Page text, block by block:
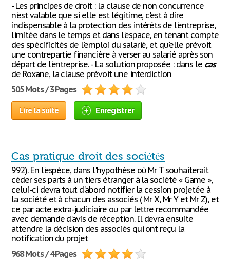
- Les principes de droit : la clause de non concurrence
n'est valable que si elle est légitime, c'est à dire
indispensable à la protection des intérêts de l'entreprise,
limitée dans le temps et dans l'espace, en tenant compte
des spécificités de l'emploi du salarié, et qu'elle prévoit
une contrepartie financière à verser au salarié après son
départ de l'entreprise. - La solution proposée : dans le cas
de Roxane, la clause prévoit une interdiction
505 Mots / 3 Pages
Lire la suite Enregistrer
Cas pratique droit des sociétés
992). En l'espèce, dans l'hypothèse où Mr T souhaiterait
céder ses parts à un tiers étranger à la société « Game »,
celui-ci devra tout d'abord notifier la cession projetée à
la société et à chacun des associés ( Mr X, Mr Y et Mr Z), et
ce par acte extra-judiciaire ou par lettre recommandée
avec demande d'avis de réception. Il devra ensuite
attendre la décision des associés qui ont reçu la
notification du projet
968 Mots / 4 Pages